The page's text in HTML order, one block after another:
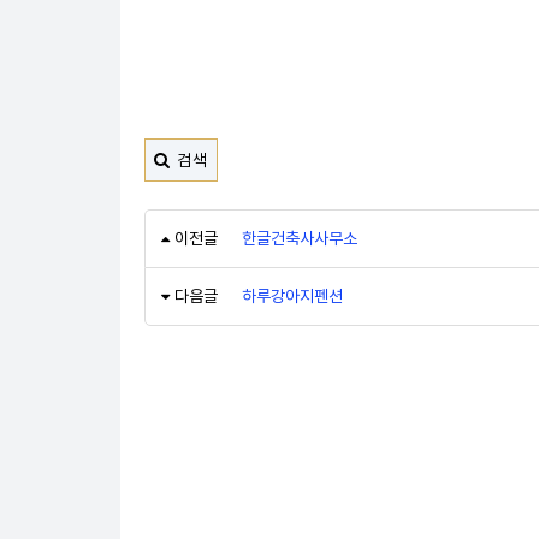
검색
이전글 한글건축사사무소
다음글 하루강아지펜션